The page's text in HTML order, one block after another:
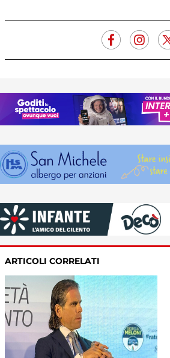
ARTICOLI CORRELATI